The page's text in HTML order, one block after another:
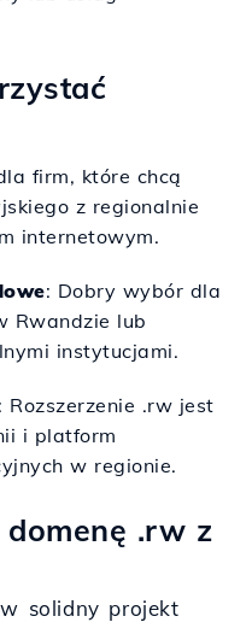
firm, które chcą
z regionalnie
internetowym.
: Dobry wybór dla
Rwandzie lub
instytucjami.
: Rozszerzenie .rw jest
i platform
w regionie.
.rw z
w solidny projekt